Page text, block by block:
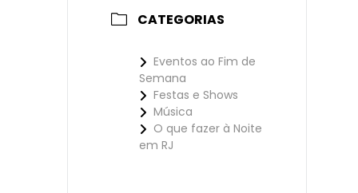
CATEGORIAS
Eventos ao Fim de
Semana
Festas e Shows
Música
O que fazer à Noite
em RJ